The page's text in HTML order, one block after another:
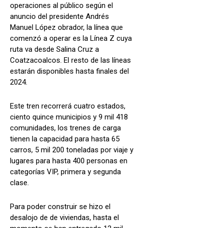
operaciones al público según el
anuncio del presidente Andrés
Manuel López obrador, la línea que
comenzó a operar es la Línea Z cuya
ruta va desde Salina Cruz a
Coatzacoalcos. El resto de las líneas
estarán disponibles hasta finales del
2024.
Este tren recorrerá cuatro estados,
ciento quince municipios y 9 mil 418
comunidades, los trenes de carga
tienen la capacidad para hasta 65
carros, 5 mil 200 toneladas por viaje y
lugares para hasta 400 personas en
categorías VIP, primera y segunda
clase.
Para poder construir se hizo el
desalojo de de viviendas, hasta el